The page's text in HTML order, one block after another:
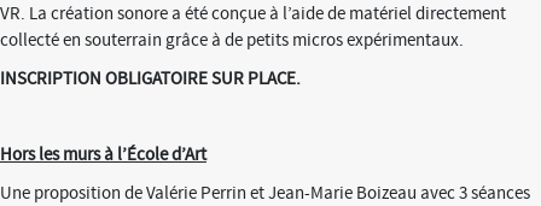
VR. La création sonore a été conçue à l’aide de matériel directement
collecté en souterrain grâce à de petits micros expérimentaux.
INSCRIPTION OBLIGATOIRE SUR PLACE.
Hors les murs à l’École d’Art
Une proposition de Valérie Perrin et Jean-Marie Boizeau avec 3 séances